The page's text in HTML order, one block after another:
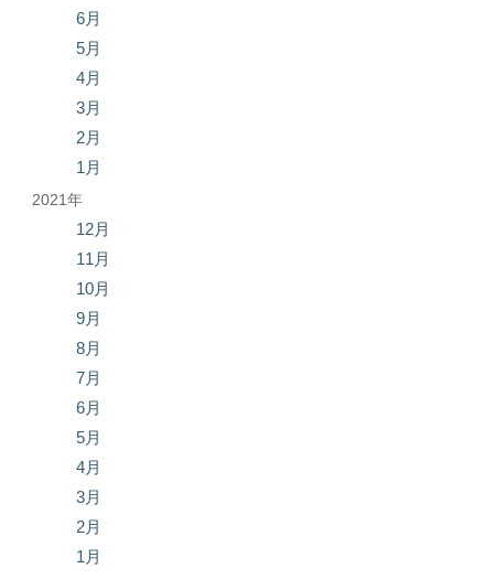
6月
5月
4月
3月
2月
1月
2021年
12月
11月
10月
9月
8月
7月
6月
5月
4月
3月
2月
1月